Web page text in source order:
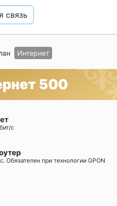
связь
Интернет
500
с
Обязателен при технологии GPON